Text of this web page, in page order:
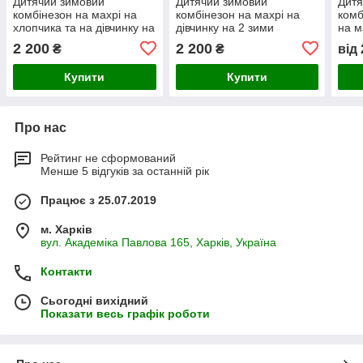
комбінезон на махрі на
хлопчика та на дівчинку на
2 200 ₴
Купити
комбінезон на махрі на
дівчинку на 2 зими
2 200₴
Купити
на
від
Про нас
Рейтинг не сформований
Менше 5 відгуків за останній рік
Працює з 25.07.2019
м. Харків
вул. Академіка Павлова 165, Харків, Україна
Контакти
Сьогодні вихідний
Показати весь графік роботи